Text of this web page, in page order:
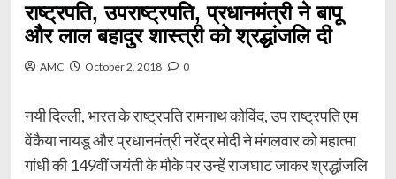
राष्ट्रपति, उपराष्ट्रपति, प्रधानमंत्री ने बापू
और लाल बहादुर शास्त्री को श्रद्धांजलि दी
AMC October 2, 2018 0
नयी दिल्ली, भारत के राष्ट्रपति रामनाथ कोविंद, उप राष्ट्रपति एम
वेंकैया नायडू और प्रधानमंत्री नरेंद्र मोदी ने मंगलवार को महात्मा
गांधी की 149वीं जयंती के मौके पर उन्हें राजघाट जाकर श्रद्धांजलि